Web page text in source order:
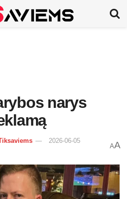
narys
2026-06-05
AA